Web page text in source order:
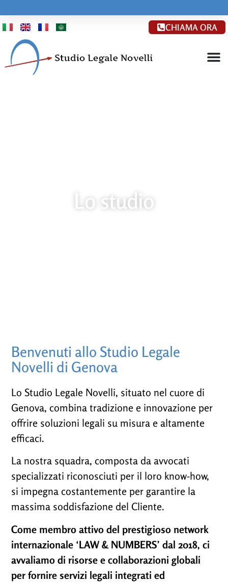
CHIAMA ORA
Lo studio
Benvenuti allo Studio Legale
Novelli di Genova
Lo Studio Legale Novelli, situato nel cuore di
Genova, combina tradizione e innovazione per
offrire soluzioni legali su misura e altamente
efficaci.
La nostra squadra, composta da avvocati
specializzati riconosciuti per il loro know-how,
si impegna costantemente per garantire la
massima soddisfazione del Cliente.
Come membro attivo del prestigioso network
internazionale ‘LAW & NUMBERS’ dal 2018, ci
avvaliamo di risorse e collaborazioni globali
per fornire servizi legali integrati ed